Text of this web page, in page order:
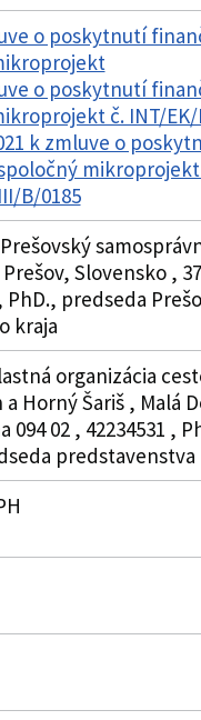
o poskytnutí
o poskytnutí
č. INT/
k zmluve o
B/0185
Slovensko ,
PhD., predseda
kraja
organizácia
Horný Šariš , Malá
094 02 , 42234531 ,
predstavenstva